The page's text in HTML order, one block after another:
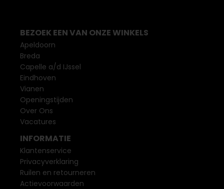
BEZOEK EEN VAN ONZE WINKELS
Apeldoorn
Breda
Capelle a/d IJssel
Eindhoven
Vianen
Openingstijden
Over Ons
Vacatures
INFORMATIE
Klantenservice
Privacyverklaring
Ruilen en retourneren
Actievoorwaarden